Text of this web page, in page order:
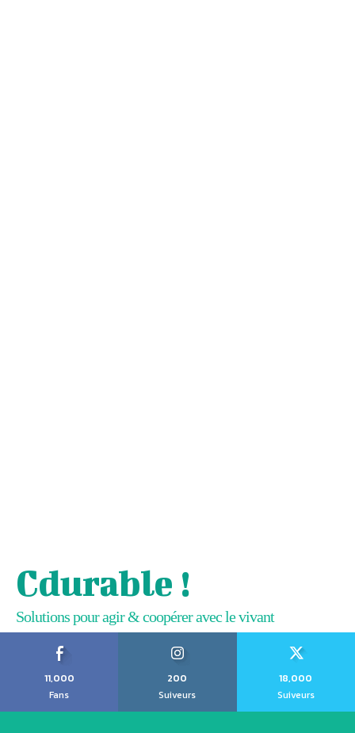
Cdurable !
Solutions pour agir & coopérer avec le vivant
11,000
Fans
200
Suiveurs
18,000
Suiveurs